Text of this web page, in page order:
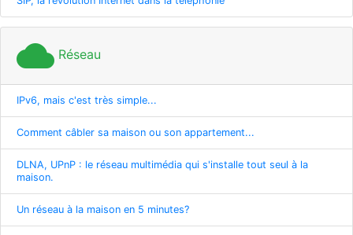
cloud Réseau
IPv6, mais c'est très simple...
Comment câbler sa maison ou son appartement...
DLNA, UPnP : le réseau multimédia qui s'installe tout seul à la
maison.
Un réseau à la maison en 5 minutes?